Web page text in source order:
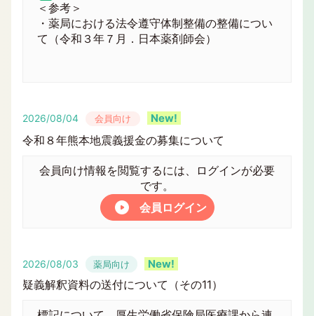
＜参考＞
・薬局における法令遵守体制整備の整備につい
て（令和３年７月．日本薬剤師会）
2026/08/04 会員向け
令和８年熊本地震義援金の募集について
会員向け情報を閲覧するには、ログインが必要
です。
会員ログイン
2026/08/03 薬局向け
疑義解釈資料の送付について（その11）